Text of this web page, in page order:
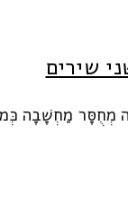
שירים
מְחֻסָּר מַחְשָׁבָה